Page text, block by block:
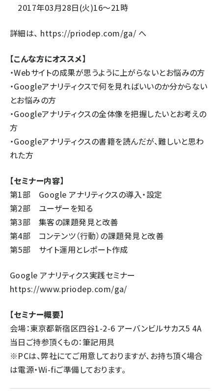
2017年03月28日(火)16〜21時
詳細は、 https://priodep.com/ga/ へ
【こんな方にオススメ】
・Webサイトの成果が思うように上がらないとお悩みの方
・Googleアナリティクスで何を見ればいいのか分からない
とお悩みの方
・Googleアナリティクスの全体像を把握したいとお考えの
方
・Googleアナリティクスの書籍を読んだが、難しいと思わ
れた方
【セミナー内容】
第1部 Google アナリティクスの導入・設定
第2部 ユーザーを知る
第3部 集客の課題発見と改善
第4部 コンテンツ（行動）の課題発見と改善
第5部 サイト運用とレポート作成
Google アナリティクス実践セミナー
https://www.priodep.com/ga/
【セミナー概要】
会場：東京都新宿区四谷1-2-6 アーバンビルサカス5 4A
当日ご持参頂くもの：筆記用具
※PCは、弊社にてご用意しておりますが、お持ち頂く場合
は電源・Wi-fiご準備しております。